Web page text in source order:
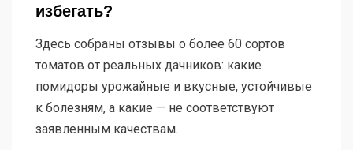
избегать?
Здесь собраны отзывы о более 60 сортов
томатов от реальных дачников: какие
помидоры урожайные и вкусные, устойчивые
к болезням, а какие — не соответствуют
заявленным качествам.